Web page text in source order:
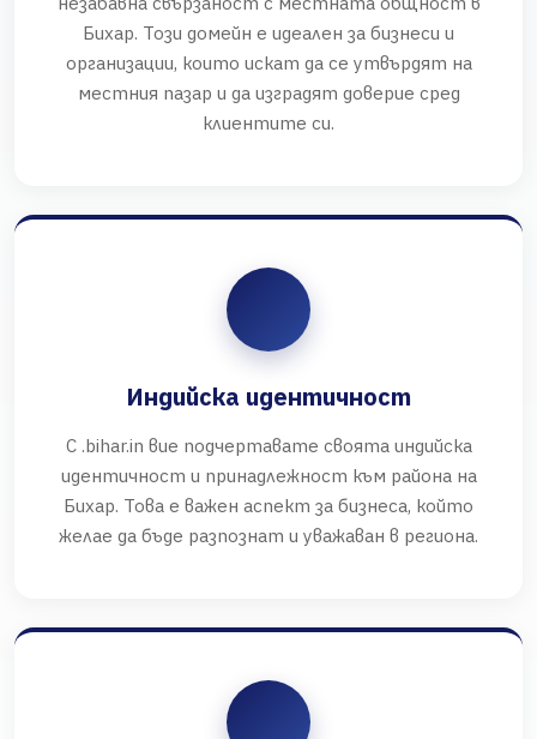
Бихар. Този домейн е идеален за бизнеси и
организации, които искат да се утвърдят на
местния пазар и да изградят доверие сред
клиентите си.
Индийска идентичност
С .bihar.in вие подчертавате своята индийска
идентичност и принадлежност към района на
Бихар. Това е важен аспект за бизнеса, който
желае да бъде разпознат и уважаван в региона.